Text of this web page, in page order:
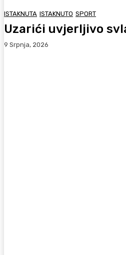
ISTAKNUTA ISTAKNUTO SPORT
Uzarići uvjerljivo
9 Srpnja, 2026